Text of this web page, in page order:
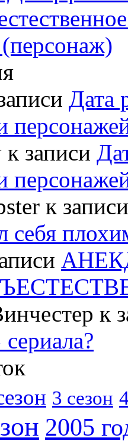
Дата
записи
к
себя
к
сериала?
3 сезон
2005